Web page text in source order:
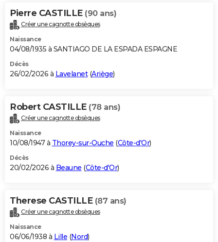
Pierre CASTILLE (90 ans)
Créer une cagnotte obsèques
Naissance
04/08/1935 à SANTIAGO DE LA ESPADA ESPAGNE
Décès
26/02/2026 à Lavelanet(Ariège)
Robert CASTILLE (78 ans)
Créer une cagnotte obsèques
Naissance
10/08/1947 à Thorey-sur-Ouche (Côte-d'Or)
Décès
20/02/2026 à Beaune (Côte-d'Or)
Therese CASTILLE (87 ans)
Créer une cagnotte obsèques
Naissance
06/06/1938 à Lille (Nord)